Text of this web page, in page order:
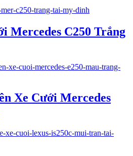
Mercedes C250 Trắng
Xe Cưới Mercedes